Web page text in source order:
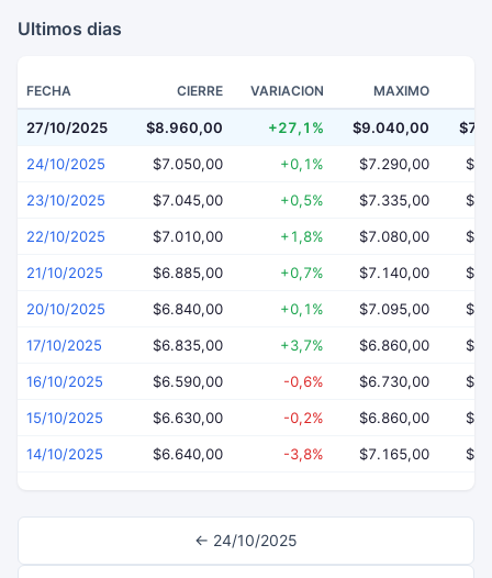
Ultimos dias
FECHA CIERRE VARIACION MAXIMO
27/10/2025 $8.960,00 +27,1% $9.040,00
24/10/2025 $7.050,00 +0,1% $7.290,00
23/10/2025 $7.045,00 +0,5% $7.335,00
22/10/2025 $7.010,00 +1,8% $7.080,00
21/10/2025 $6.885,00 +0,7% $7.140,00
20/10/2025 $6.840,00 +0,1% $7.095,00
17/10/2025 $6.835,00 +3,7% $6.860,00
16/10/2025 $6.590,00 -0,6% $6.730,00
15/10/2025 $6.630,00 -0,2% $6.860,00
14/10/2025 $6.640,00 -3,8% $7.165,00
← 24/10/2025